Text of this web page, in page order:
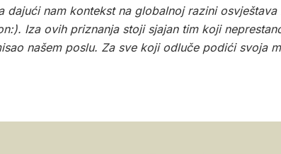
nam kontekst na globalnoj razini osvještava
Iza ovih priznanja stoji sjajan tim koji
našem poslu. Za sve koji odluče podići svoja